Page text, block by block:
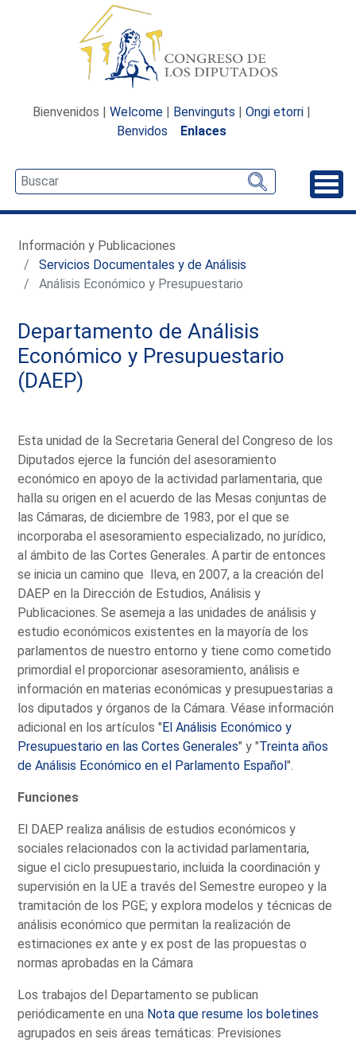
Bienvenidos | Welcome | Benvinguts | Ongi etorri |
Benvidos
Enlaces
Información y Publicaciones
Servicios Documentales y de Análisis
Análisis Económico y Presupuestario
Departamento de Análisis
Económico y Presupuestario
(DAEP)
Esta unidad de la Secretaria General del Congreso de los
Diputados ejerce la función del asesoramiento
económico en apoyo de la actividad parlamentaria, que
halla su origen en el acuerdo de las Mesas conjuntas de
las Cámaras, de diciembre de 1983, por el que se
incorporaba el asesoramiento especializado, no jurídico,
al ámbito de las Cortes Generales. A partir de entonces
se inicia un camino que lleva, en 2007, a la creación del
DAEP en la Dirección de Estudios, Análisis y
Publicaciones. Se asemeja a las unidades de análisis y
estudio económicos existentes en la mayoría de los
parlamentos de nuestro entorno y tiene como cometido
primordial el proporcionar asesoramiento, análisis e
información en materias económicas y presupuestarias a
los diputados y órganos de la Cámara. Véase información
adicional en los artículos "El Análisis Económico y
Presupuestario en las Cortes Generales" y "Treinta años
de Análisis Económico en el Parlamento Español".
Funciones
El DAEP realiza análisis de estudios económicos y
sociales relacionados con la actividad parlamentaria,
sigue el ciclo presupuestario, incluida la coordinación y
supervisión en la UE a través del Semestre europeo y la
tramitación de los PGE; y explora modelos y técnicas de
análisis económico que permitan la realización de
estimaciones ex ante y ex post de las propuestas o
normas aprobadas en la Cámara
Los trabajos del Departamento se publican
periódicamente en una Nota que resume los boletines
agrupados en seis áreas temáticas: Previsiones